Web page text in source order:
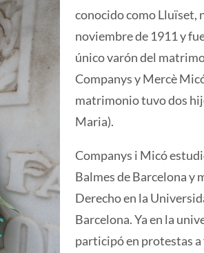
conocido como Lluïset,
noviembre de 1911 y
único varón del
Companys y Mercè
matrimonio tuvo dos
Maria).
Companys i Micó
Balmes de Barcelona y
Derecho en la
Barcelona. Ya en la
participó en protestas a